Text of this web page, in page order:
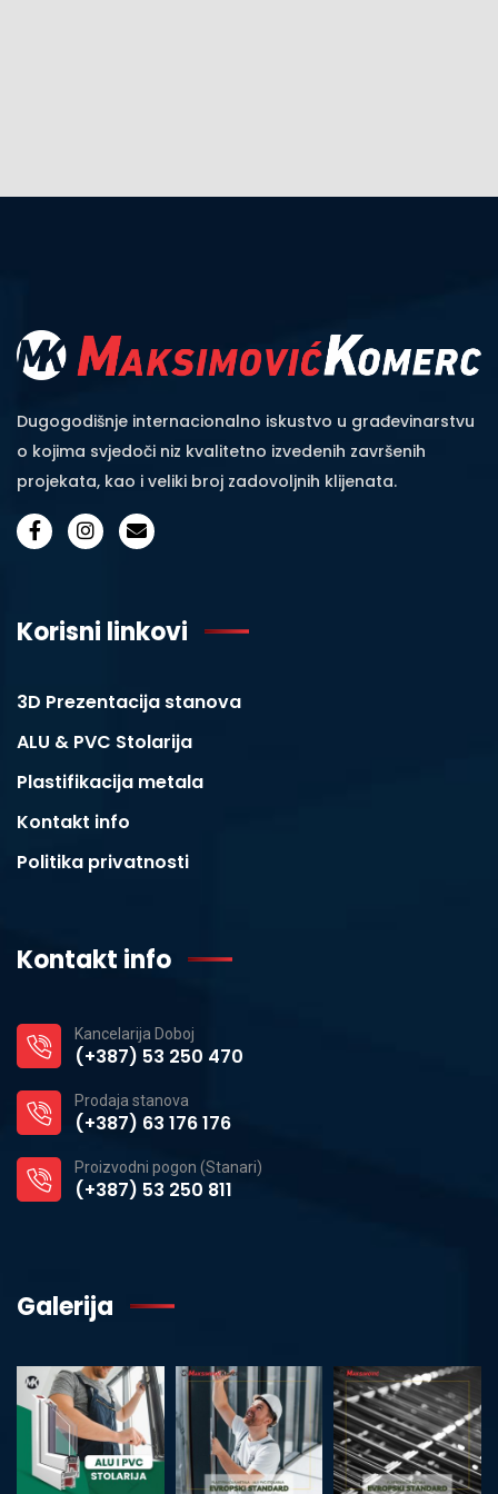
Dugogodišnje internacionalno iskustvo u građevinarstvu
o kojima svjedoči niz kvalitetno izvedenih završenih
projekata, kao i veliki broj zadovoljnih klijenata.
Korisni linkovi
3D Prezentacija stanova
ALU & PVC Stolarija
Plastifikacija metala
Kontakt info
Politika privatnosti
Kontakt info
Kancelarija Doboj
(+387) 53 250 470
Prodaja stanova
(+387) 63 176 176
Proizvodni pogon (Stanari)
(+387) 53 250 811
Galerija